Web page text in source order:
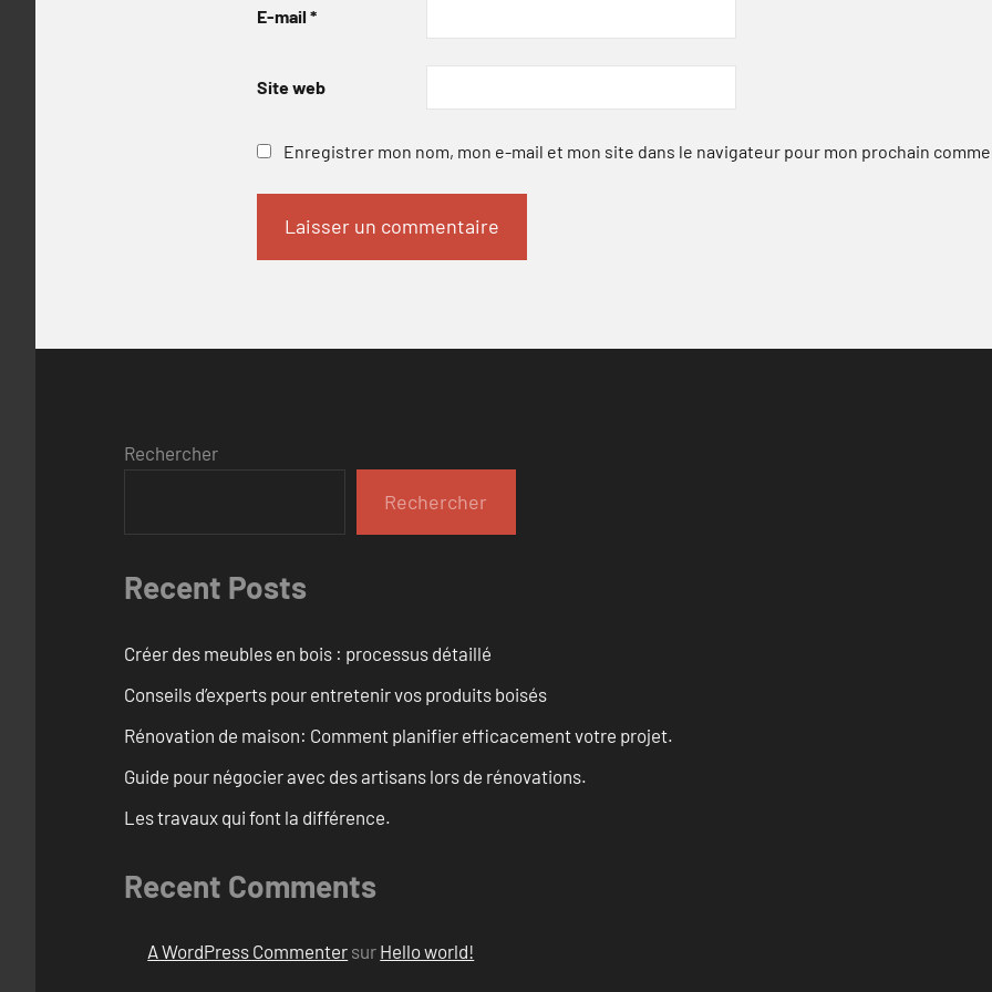
E-mail *
Site web
Enregistrer mon nom, mon e-mail et mon site dans le navigateur pour mon prochain
Rechercher
Rechercher
Recent Posts
Créer des meubles en bois : processus détaillé
Conseils d’experts pour entretenir vos produits boisés
Rénovation de maison: Comment planifier efficacement votre projet.
Guide pour négocier avec des artisans lors de rénovations.
Les travaux qui font la différence.
Recent Comments
A WordPress Commenter sur Hello world!